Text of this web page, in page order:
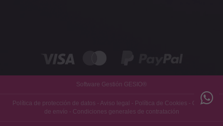
Software Gestión GESIO®
Política de protección de datos - Aviso legal - Política de Cookies - Gastos
de envío - Condiciones generales de contratación